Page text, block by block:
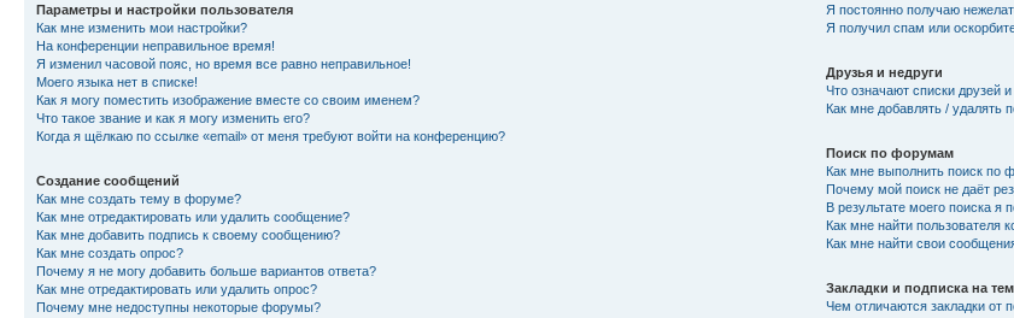
Параметры и настройки пользователя
Как мне изменить мои настройки?
На конференции неправильное время!
Я изменил часовой пояс, но время все равно неправильное!
Моего языка нет в списке!
Как я могу поместить изображение вместе со своим именем?
Что такое звание и как я могу изменить его?
Когда я щёлкаю по ссылке «email» от меня требуют войти на конференцию?
Создание сообщений
Как мне создать тему в форуме?
Как мне отредактировать или удалить сообщение?
Как мне добавить подпись к своему сообщению?
Как мне создать опрос?
Почему я не могу добавить больше вариантов ответа?
Как мне отредактировать или удалить опрос?
Почему мне недоступны некоторые форумы?
Я постоянно получаю
Я получил спам или
Друзья и недруги
Что означают списки друзей и
Как мне добавлять / удалять
Поиск по форумам
Как мне выполнить поиск по
Почему мой поиск не даёт
В результате моего поиска я
Как мне найти пользователя
Как мне найти свои
Закладки и подписка на
Чем отличаются закладки от